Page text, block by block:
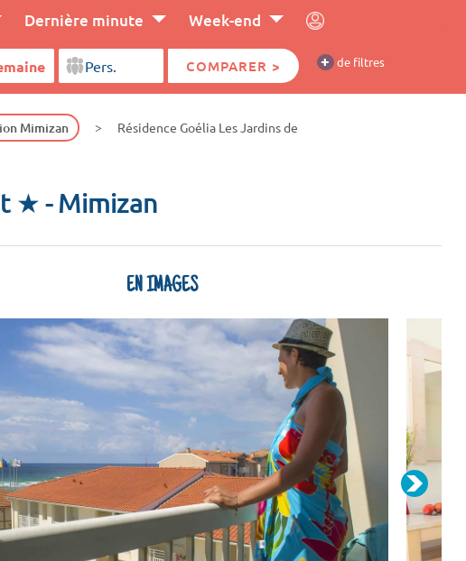
Dernière minute Week-end
COMPARER > + de filtres
Mimizan
Résidence Goélia Les Jardins de
★- Mimizan
EN IMAGES